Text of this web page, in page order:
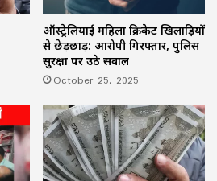
ऑस्ट्रेलियाई महिला क्रिकेट खिलाड़ियों
से छेड़छाड़: आरोपी गिरफ्तार, पुलिस
सुरक्षा पर उठे सवाल
October 25, 2025